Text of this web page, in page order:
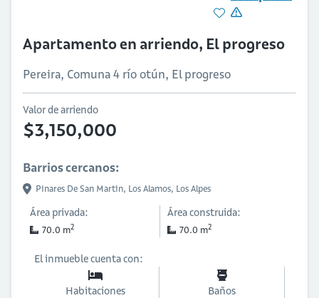
Apartamento en arriendo, El progreso
Pereira, Comuna 4 río otún, El progreso
Valor de arriendo
$3,150,000
Barrios cercanos:
Pinares De San Martin, Los Alamos, Los Alpes
Área privada:
70.0 m2
Área construida:
70.0 m2
El inmueble cuenta con:
Habitaciones
Baños